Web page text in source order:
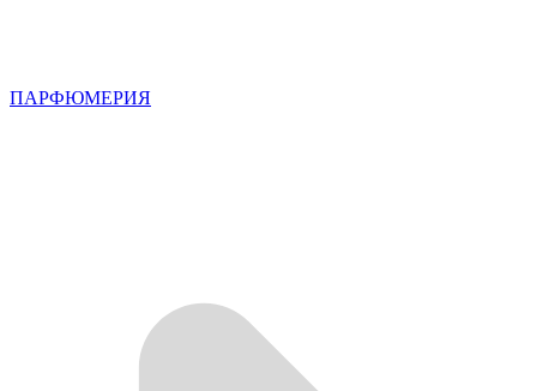
ПАРФЮМЕРИЯ